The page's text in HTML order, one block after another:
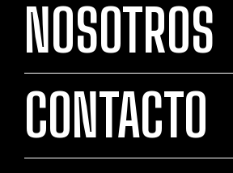
NOSOTROS
CONTACTO